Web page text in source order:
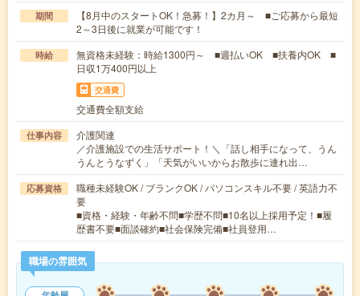
期間
【8月中のスタートOK！急募！】2カ月～ ■ご応募から最短
2～3日後に就業が可能です！
時給
無資格未経験：時給1300円～ ■週払いOK ■扶養内OK ■
日収1万400円以上
交通費
交通費全額支給
仕事内容
介護関連
／介護施設での生活サポート！＼「話し相手になって、うん
うんとうなずく」「天気がいいからお散歩に連れ出…
応募資格
職種未経験OK / ブランクOK / パソコンスキル不要 / 英語力不
要
■資格・経験・年齢不問■学歴不問■10名以上採用予定！■履
歴書不要■面談確約■社会保険完備■社員登用…
職場の雰囲気